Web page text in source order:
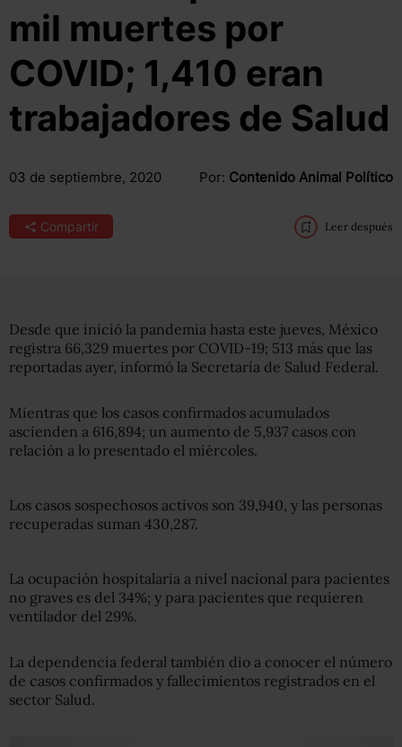
mil muertes por
COVID; 1,410 eran
trabajadores de Salud
03 de septiembre, 2020 Por: Contenido Animal Político
Compartir Leer después
Desde que inició la pandemia hasta este jueves, México
registra 66,329 muertes por COVID-19; 513 más que las
reportadas ayer, informó la Secretaría de Salud Federal.
Mientras que los casos confirmados acumulados
ascienden a 616,894; un aumento de 5,937 casos con
relación a lo presentado el miércoles.
Los casos sospechosos activos son 39,940, y las personas
recuperadas suman 430,287.
La ocupación hospitalaria a nivel nacional para pacientes
no graves es del 34%; y para pacientes que requieren
ventilador del 29%.
La dependencia federal también dio a conocer el número
de casos confirmados y fallecimientos registrados en el
sector Salud.